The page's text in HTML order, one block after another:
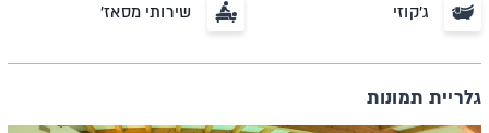
ג'קוזי שירותי מסאז'
גלריית תמונות